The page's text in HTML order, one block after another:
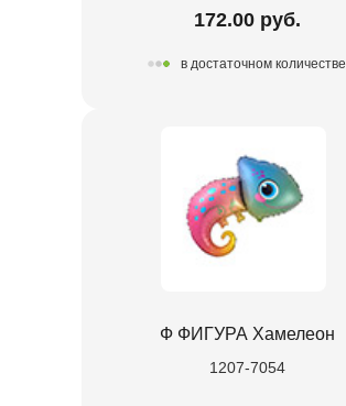
172.00 руб.
в достаточном количестве
Ф ФИГУРА Хамелеон
1207-7054